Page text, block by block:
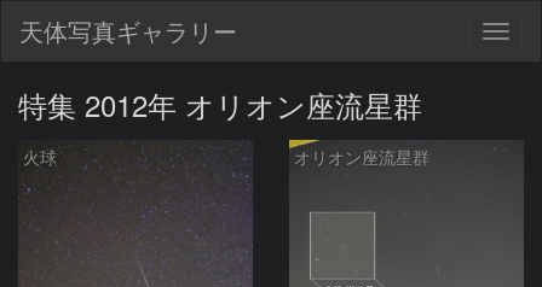
天体写真ギャラリー
特集 2012年 オリオン座流星群
火球 オリオン座流星群